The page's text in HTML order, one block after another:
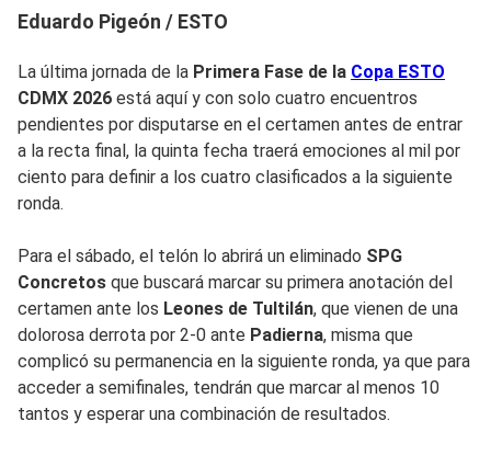
Eduardo Pigeón / ESTO
La última jornada de la Primera Fase de la Copa ESTO
CDMX 2026 está aquí y con solo cuatro encuentros
pendientes por disputarse en el certamen antes de entrar
a la recta final, la quinta fecha traerá emociones al mil por
ciento para definir a los cuatro clasificados a la siguiente
ronda.
Para el sábado, el telón lo abrirá un eliminado SPG
Concretos que buscará marcar su primera anotación del
certamen ante los Leones de Tultilán, que vienen de una
dolorosa derrota por 2-0 ante Padierna, misma que
complicó su permanencia en la siguiente ronda, ya que para
acceder a semifinales, tendrán que marcar al menos 10
tantos y esperar una combinación de resultados.